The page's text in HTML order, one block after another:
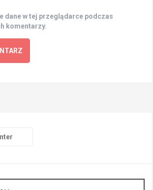
dane w tej przeglądarce podczas
komentarzy.